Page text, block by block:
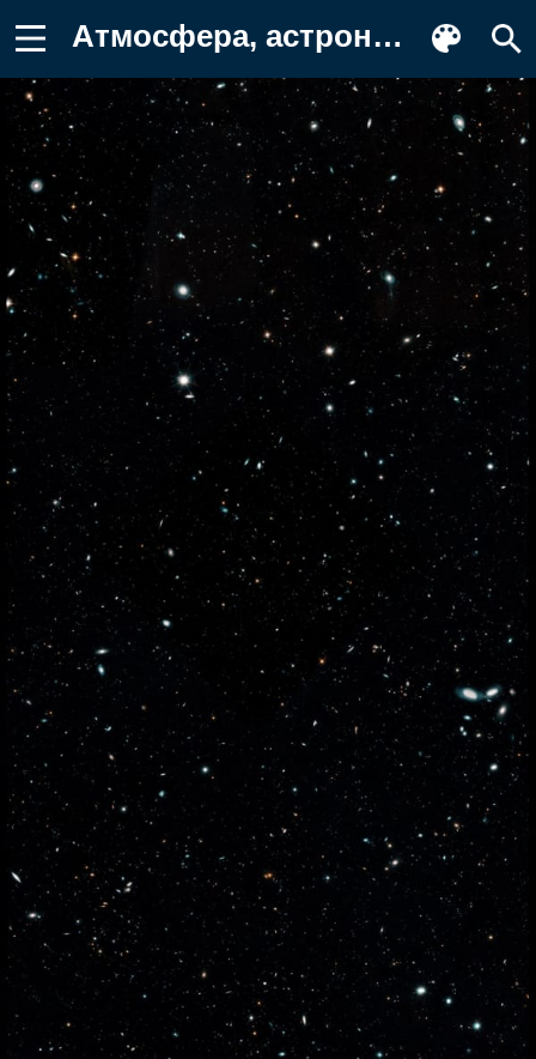
Атмосфера, астрономический объект Фотография